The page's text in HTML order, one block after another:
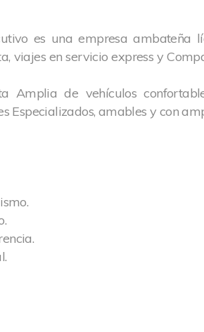
es una empresa ambateña
viajes en servicio express y
Amplia de vehículos
Especializados, amables y con